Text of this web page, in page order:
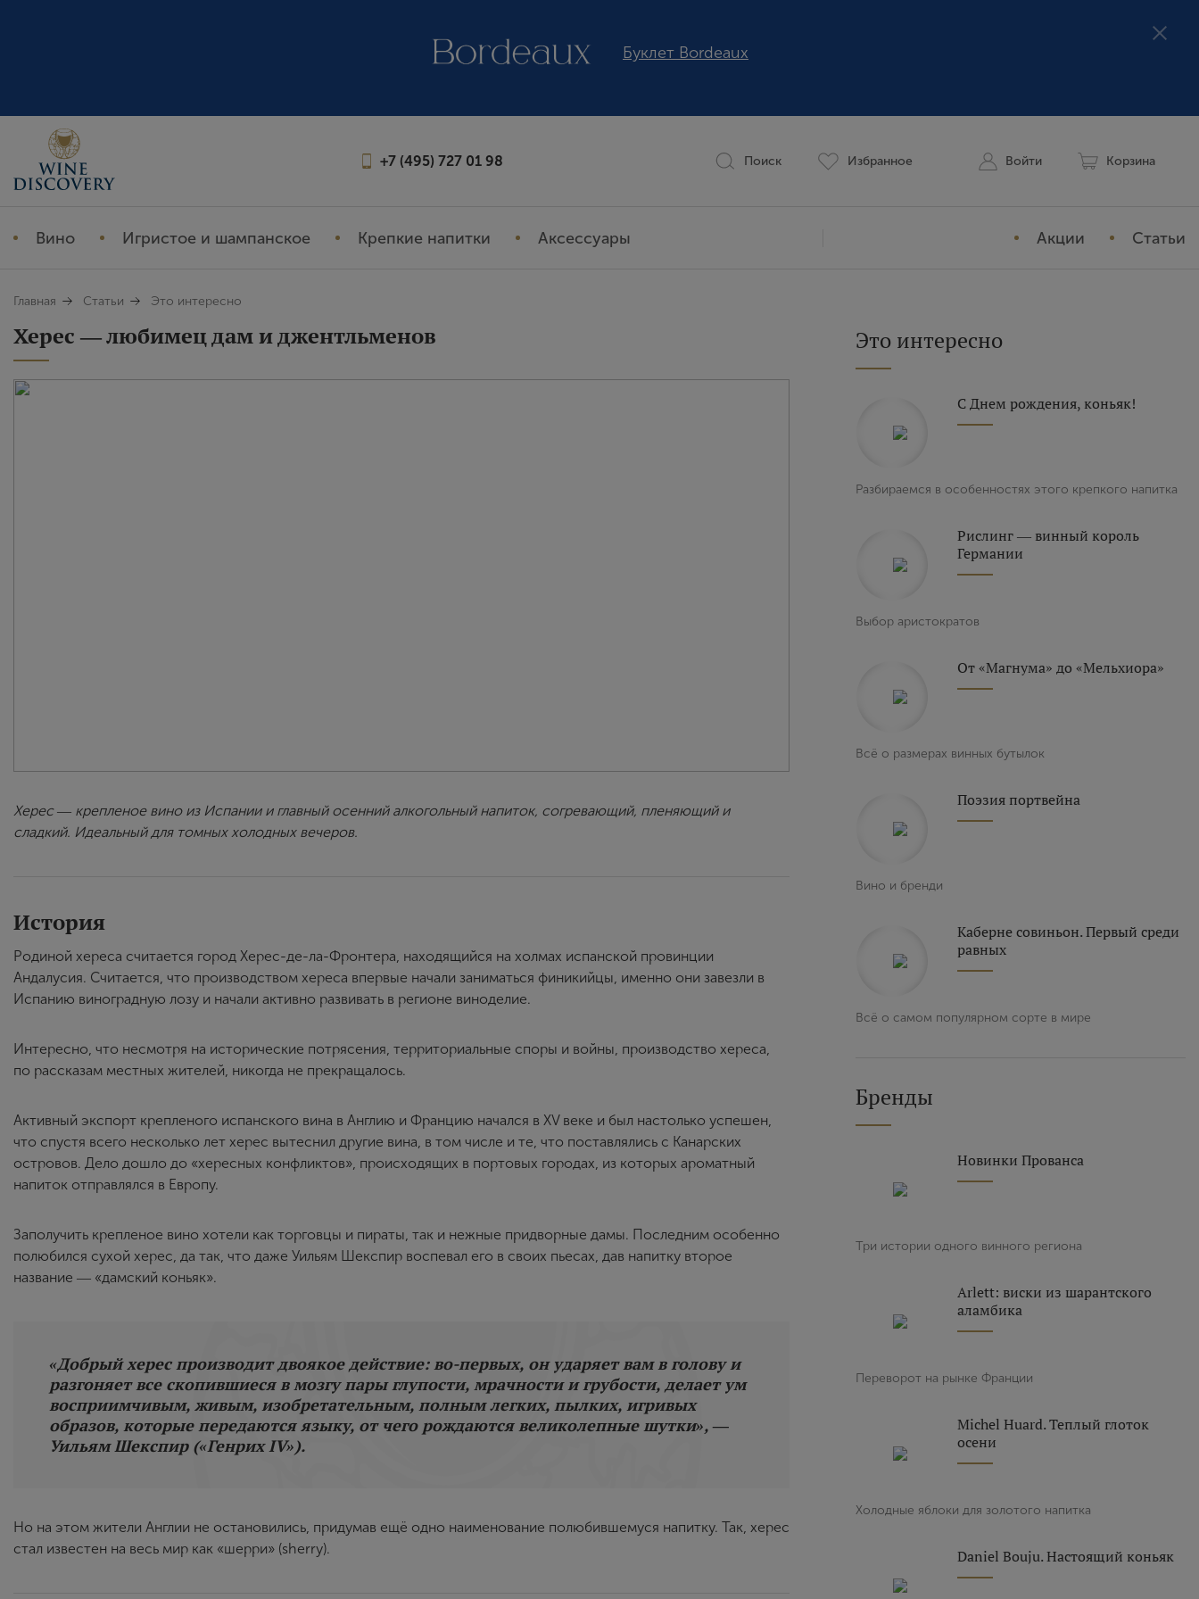
Буклет Bordeaux
+7 (495) 727 01 98 Поиск Избранное Войти
Выйти
Корзина
Вино Игристое и шампанское Крепкие напитки Аксессуары Акции Статьи
Главная Статьи Это интересно
Херес ― любимец дам и джентльменов
Херес ― крепленое вино из Испании и главный осенний алкогольный напиток, согревающий, пленяющий и
сладкий. Идеальный для томных холодных вечеров.
История
Родиной хереса считается город Херес-де-ла-Фронтера, находящийся на холмах испанской провинции
Андалусия. Считается, что производством хереса впервые начали заниматься финикийцы, именно они завезли в
Испанию виноградную лозу и начали активно развивать в регионе виноделие.
Интересно, что несмотря на исторические потрясения, территориальные споры и войны, производство хереса,
по рассказам местных жителей, никогда не прекращалось.
Активный экспорт крепленого испанского вина в Англию и Францию начался в XV веке и был настолько успешен,
что спустя всего несколько лет херес вытеснил другие вина, в том числе и те, что поставлялись с Канарских
островов. Дело дошло до «хересных конфликтов», происходящих в портовых городах, из которых ароматный
напиток отправлялся в Европу.
Заполучить крепленое вино хотели как торговцы и пираты, так и нежные придворные дамы. Последним особенно
полюбился сухой херес, да так, что даже Уильям Шекспир воспевал его в своих пьесах, дав напитку второе
название ― «дамский коньяк».
«Добрый херес производит двоякое действие: во-первых, он ударяет вам в голову и
разгоняет все скопившиеся в мозгу пары глупости, мрачности и грубости, делает ум
восприимчивым, живым, изобретательным, полным легких, пылких, игривых
образов, которые передаются языку, от чего рождаются великолепные шутки», ―
Уильям Шекспир («Генрих IV»).
Но на этом жители Англии не остановились, придумав ещё одно наименование полюбившемуся напитку. Так, херес
стал известен на весь мир как «шерри» (sherry).
Это интересно
С Днем рождения, коньяк!
Разбираемся в особенностях этого крепкого напитка
Рислинг ― винный король
Германии
Выбор аристократов
От «Магнума» до «Мельхиора»
Всё о размерах винных бутылок
Поэзия портвейна
Вино и бренди
Каберне совиньон. Первый среди
равных
Всё о самом популярном сорте в мире
Бренды
Новинки Прованса
Три истории одного винного региона
Arlett: виски из шарантского
аламбика
Переворот на рынке Франции
Michel Huard. Теплый глоток
осени
Холодные яблоки для золотого напитка
Daniel Bouju. Настоящий коньяк